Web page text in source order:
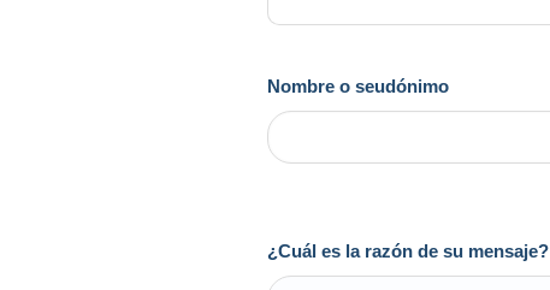
Nombre o seudónimo
¿Cuál es la razón de su mensaje?